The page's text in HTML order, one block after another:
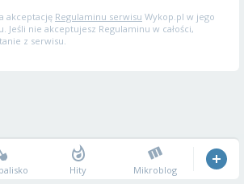
akceptację Regulaminu serwisu Wykop.pl w jego
Jeśli nie akceptujesz Regulaminu w całości,
z serwisu.
Hity Mikroblog